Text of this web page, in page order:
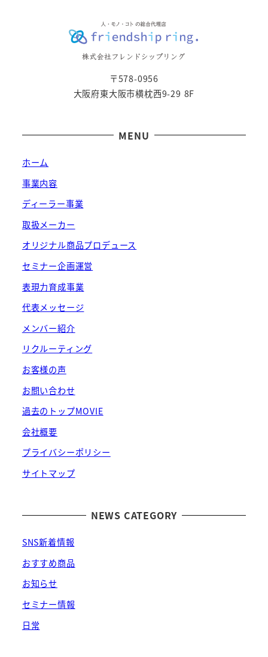
〒578-0956
大阪府東大阪市横枕西9-29 8F
MENU
ホーム
事業内容
ディーラー事業
取扱メーカー
オリジナル商品プロデュース
セミナー企画運営
表現力育成事業
代表メッセージ
メンバー紹介
リクルーティング
お客様の声
お問い合わせ
過去のトップMOVIE
会社概要
プライバシーポリシー
サイトマップ
NEWS CATEGORY
SNS新着情報
おすすめ商品
お知らせ
セミナー情報
日常